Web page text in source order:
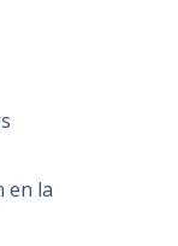
en la